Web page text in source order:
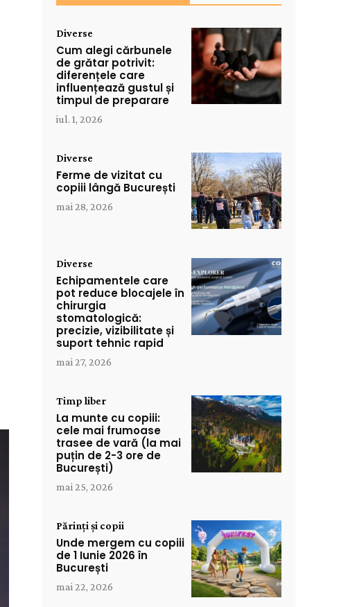
Diverse
Cum alegi cărbunele
de grătar potrivit:
diferențele care
influențează gustul și
timpul de preparare
iul. 1, 2026
Diverse
Ferme de vizitat cu
copiii lângă București
mai 28, 2026
Diverse
Echipamentele care
pot reduce blocajele în
chirurgia
stomatologică:
precizie, vizibilitate și
suport tehnic rapid
mai 27, 2026
Timp liber
La munte cu copiii:
cele mai frumoase
trasee de vară (la mai
puțin de 2-3 ore de
București)
mai 25, 2026
Părinți și copii
Unde mergem cu copiii
de 1 Iunie 2026 în
București
mai 22, 2026